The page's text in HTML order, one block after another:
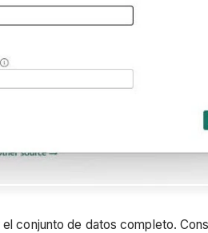
conjunto de datos completo.